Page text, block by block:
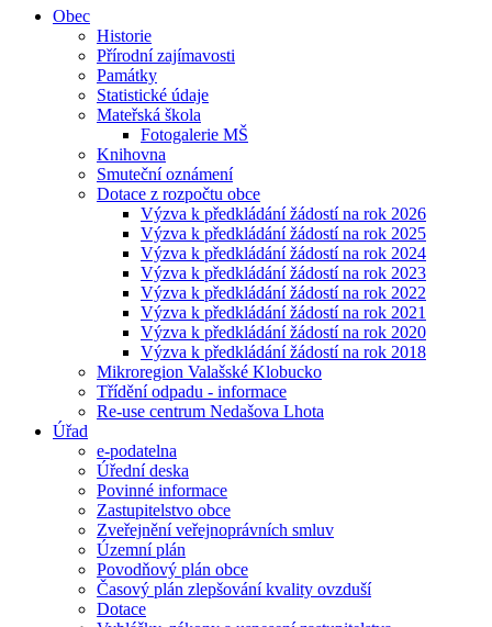
Obec
Historie
Přírodní zajímavosti
Památky
Statistické údaje
Mateřská škola
Fotogalerie MŠ
Knihovna
Smuteční oznámení
Dotace z rozpočtu obce
Výzva k předkládání žádostí na rok 2026
Výzva k předkládání žádostí na rok 2025
Výzva k předkládání žádostí na rok 2024
Výzva k předkládání žádostí na rok 2023
Výzva k předkládání žádostí na rok 2022
Výzva k předkládání žádostí na rok 2021
Výzva k předkládání žádostí na rok 2020
Výzva k předkládání žádostí na rok 2018
Mikroregion Valašské Klobucko
Třídění odpadu - informace
Re-use centrum Nedašova Lhota
Úřad
e-podatelna
Úřední deska
Povinné informace
Zastupitelstvo obce
Zveřejnění veřejnoprávních smluv
Územní plán
Povodňový plán obce
Časový plán zlepšování kvality ovzduší
Dotace